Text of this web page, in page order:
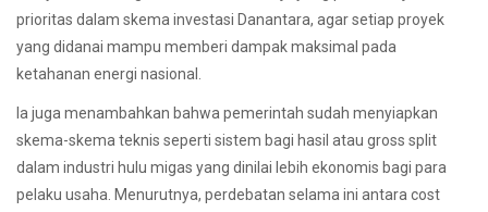
prioritas dalam skema investasi Danantara, agar setiap proyek
yang didanai mampu memberi dampak maksimal pada
ketahanan energi nasional.
Ia juga menambahkan bahwa pemerintah sudah menyiapkan
skema-skema teknis seperti sistem bagi hasil atau gross split
dalam industri hulu migas yang dinilai lebih ekonomis bagi para
pelaku usaha. Menurutnya, perdebatan selama ini antara cost